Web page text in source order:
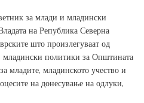
за млади и младински
на Република Северна
што произлегуваат од
младински политики за Општината
младите, младинското учество и
на донесување на одлуки,